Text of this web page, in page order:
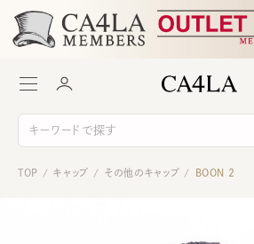
TOP / キャップ / その他のキャップ / BOON 2